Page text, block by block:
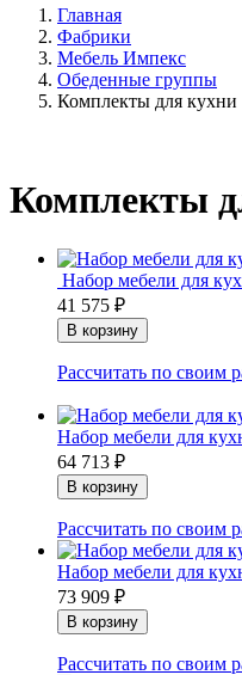
Главная
Фабрики
Мебель Импекс
Обеденные группы
Комплекты для кухни
Комплекты
Набор мебели для
41 575 ₽
Рассчитать по своим
Набор мебели для
64 713 ₽
Рассчитать по своим
Набор мебели для
73 909 ₽
Рассчитать по своим